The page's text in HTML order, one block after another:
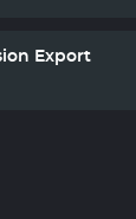
Export